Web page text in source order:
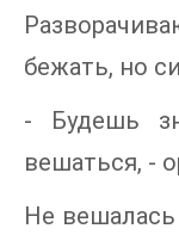
бежать, но
- Будешь
вешаться, -
Не